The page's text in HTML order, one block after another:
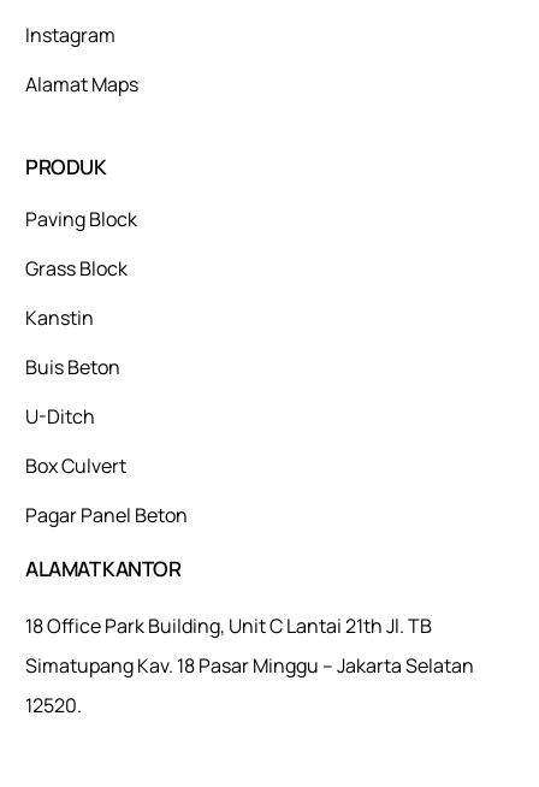
Instagram
Alamat Maps
PRODUK
Paving Block
Grass Block
Kanstin
Buis Beton
U-Ditch
Box Culvert
Pagar Panel Beton
ALAMAT KANTOR
18 Office Park Building, Unit C Lantai 21th Jl. TB
Simatupang Kav. 18 Pasar Minggu – Jakarta Selatan
12520.